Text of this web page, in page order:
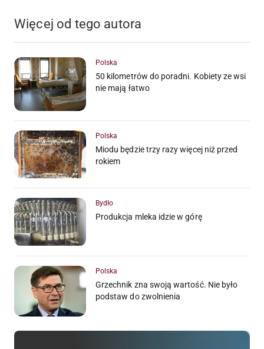
Więcej od tego autora
Polska
50 kilometrów do poradni. Kobiety ze wsi
nie mają łatwo
Polska
Miodu będzie trzy razy więcej niż przed
rokiem
Bydło
Produkcja mleka idzie w górę
Polska
Grzechnik zna swoją wartość. Nie było
podstaw do zwolnienia